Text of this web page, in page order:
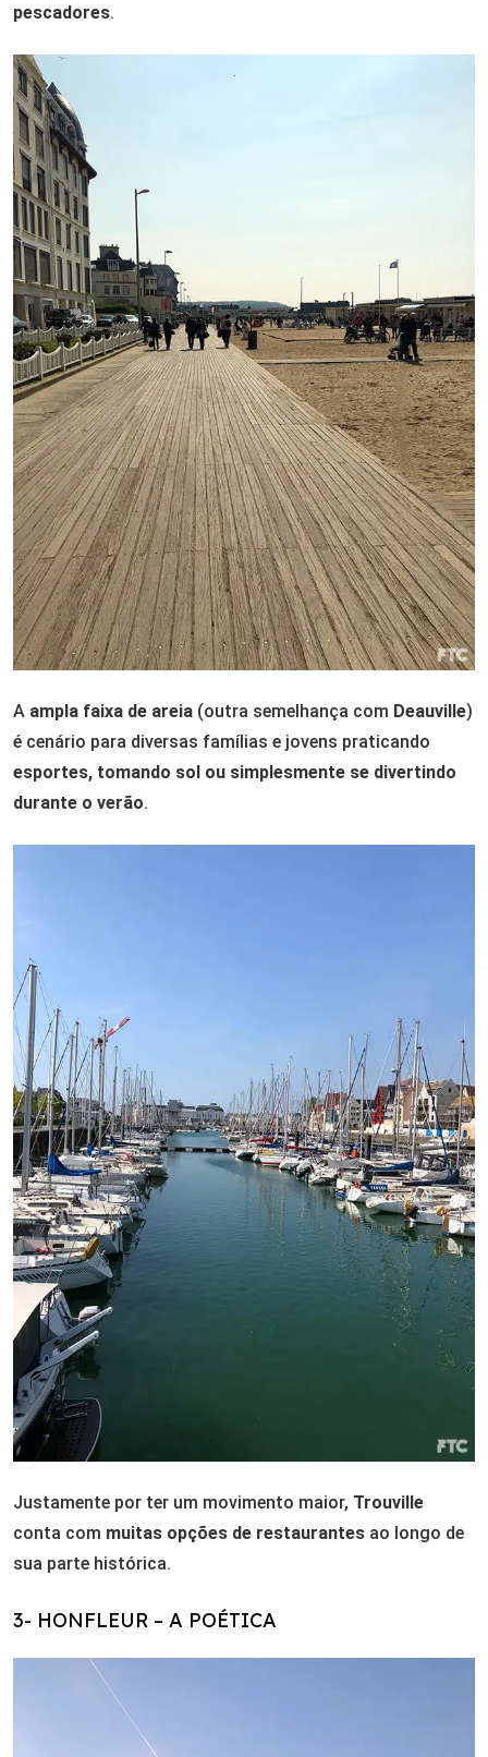
pescadores.
A ampla faixa de areia (outra semelhança com Deauville)
é cenário para diversas famílias e jovens praticando
esportes, tomando sol ou simplesmente se divertindo
durante o verão.
Justamente por ter um movimento maior, Trouville
conta com muitas opções de restaurantes ao longo de
sua parte histórica.
3- HONFLEUR – A POÉTICA